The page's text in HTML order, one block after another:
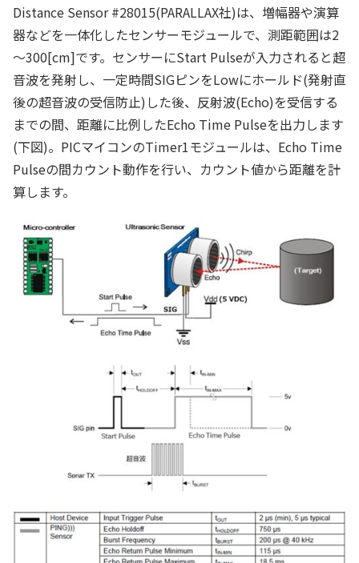
Distance Sensor #28015(PARALLAX社)は、増幅器や演算
器などを一体化したセンサーモジュールで、測距範囲は2
～300[cm]です。センサーにStart Pulseが入力されると超
音波を発射し、一定時間SIGピンをLowにホールド(発射直
後の超音波の受信防止)した後、反射波(Echo)を受信する
までの間、距離に比例したEcho Time Pulseを出力します
(下図)。PICマイコンのTimer1モジュールは、Echo Time
Pulseの間カウント動作を行い、カウント値から距離を計
算します。